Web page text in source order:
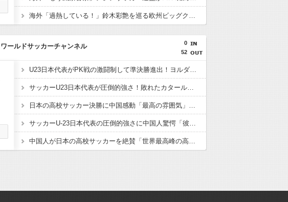
海外「過熱している！」鈴木彩艶を巡る欧州ビッグクラブ争奪戦に海外興味津々！（海外の反応）
0
52
ワールドサッカーチャンネル
U23日本代表がPK戦の激闘制して準決勝進出！ヨルダン「史上最も奇妙なPK」「日本を追い詰めたことは誇らしい」【海外の反応】
サッカーU23日本代表が圧倒的強さ！敗れたカタール脱帽「日本は真のチャンピオン」「神の意志により我々は立ち上がる」【海外の反応】
日本の高校サッカー決勝に中国感動「最高の雰囲気」「こんな大会に出場したかった」【海外の反応】
サッカーU-23日本代表の圧倒的強さに中国人驚愕「彼らにアジアは狭すぎる」【海外の反応】
中国人が日本の高校サッカーを絶賛「世界最高峰の高校大会」「中国スーパーリーグと同レベル」【海外の反応】